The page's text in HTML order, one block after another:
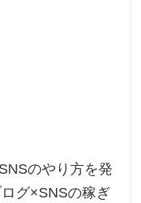
のやり方を発
グ×SNSの稼ぎ